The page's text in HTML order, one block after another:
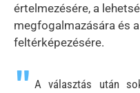
értelmezésére, a
megfogalmazására és
feltérképezésére.
A választás után